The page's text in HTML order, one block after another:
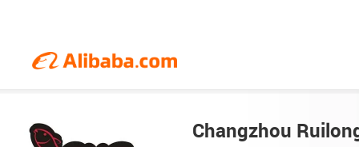
Changzhou